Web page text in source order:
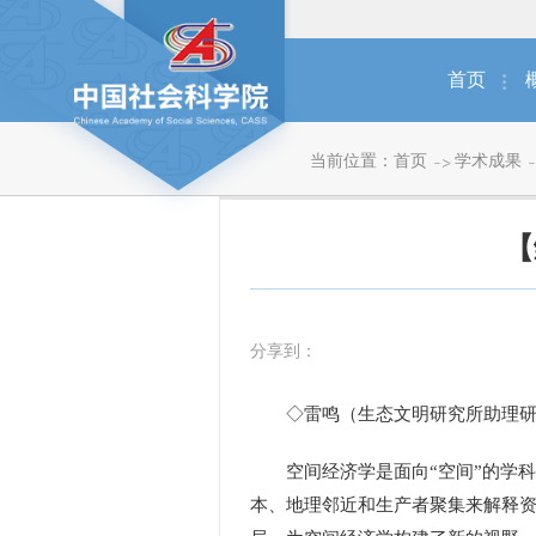
首页
当前位置： 首页 学术成果
分享到：
◇雷鸣（生态文明研究所助理研
空间经济学是面向“空间”的学科
本、地理邻近和生产者聚集来解释